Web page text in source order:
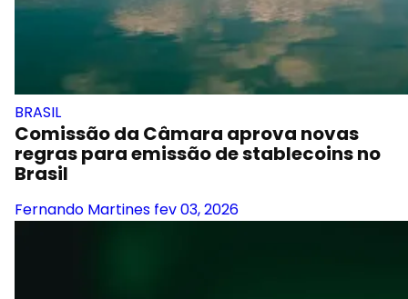
BRASIL
Comissão da Câmara aprova novas
regras para emissão de stablecoins no
Brasil
Fernando Martines fev 03, 2026